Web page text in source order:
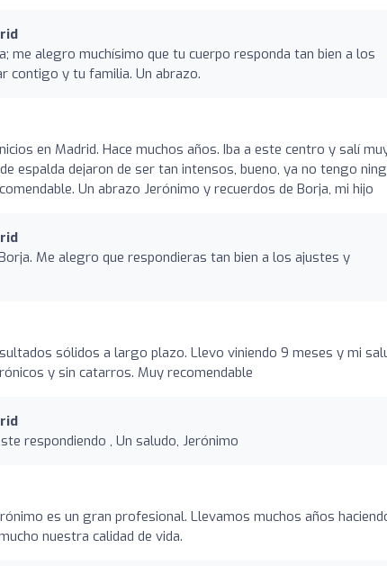
me alegro muchísimo que tu cuerpo responda tan bien a los
contigo y tu familia. Un abrazo.
en Madrid. Hace muchos años. Iba a este centro y salí
espalda dejaron de ser tan intensos, bueno, ya no tengo
Un abrazo Jerónimo y recuerdos de Borja, mi hijo
Me alegro que respondieras tan bien a los ajustes y
sólidos a largo plazo. Llevo viniendo 9 meses y mi
y sin catarros. Muy recomendable
respondiendo , Un saludo, Jerónimo
es un gran profesional. Llevamos muchos años
nuestra calidad de vida.